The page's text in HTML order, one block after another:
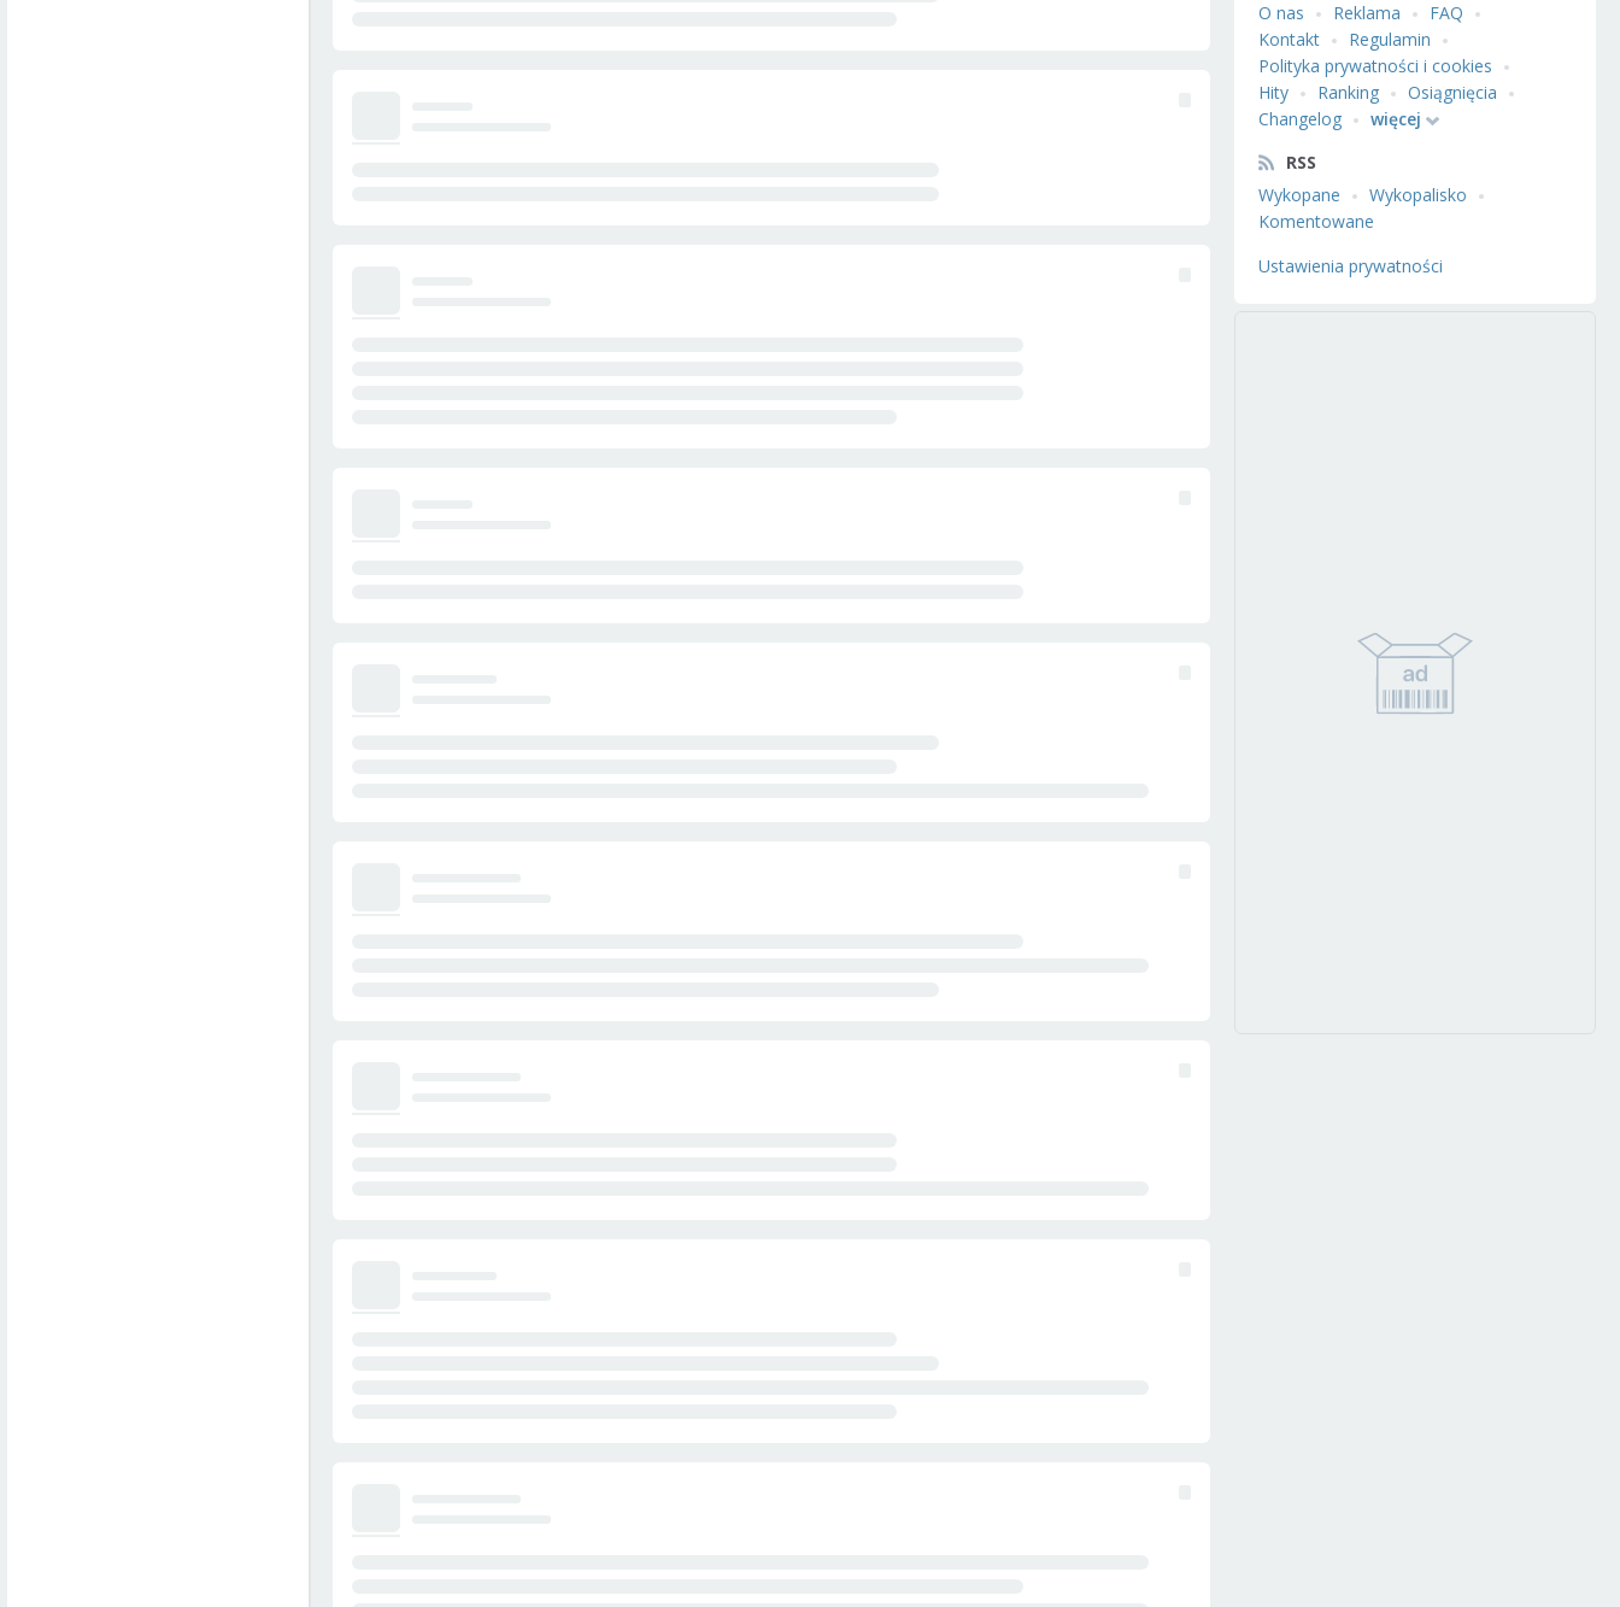
O nas
Reklama
FAQ
Kontakt
Regulamin
Polityka prywatności i cookies
Hity
Ranking
Osiągnięcia
Changelog
więcej
RSS
Wykopane
Wykopalisko
Komentowane
Ustawienia prywatności